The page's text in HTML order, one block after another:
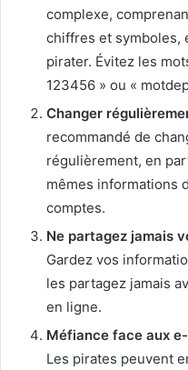
complexe,
chiffres et symboles,
pirater. Évitez les
123456 » ou «
Changer
recommandé de
régulièrement, en
mêmes informations
comptes.
Ne partagez jamais
Gardez vos
les partagez jamais
en ligne.
Méfiance face aux
Les pirates peuvent